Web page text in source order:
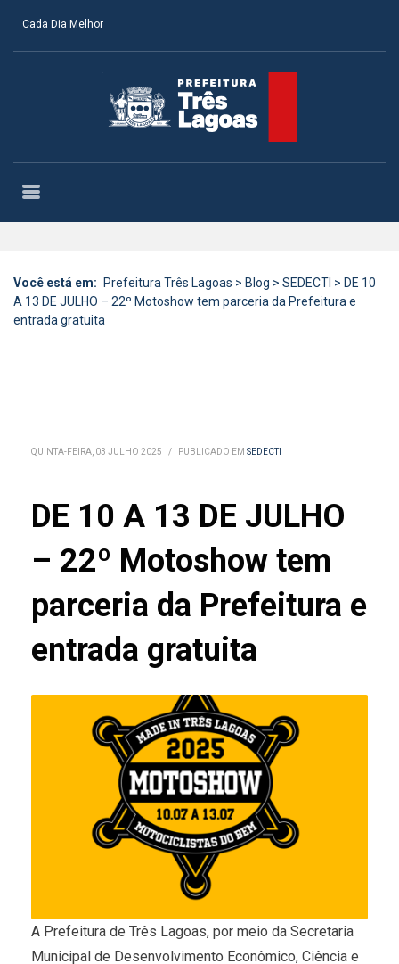
Cada Dia Melhor
Você está em: Prefeitura Três Lagoas > Blog > SEDECTI > DE 10
A 13 DE JULHO – 22º Motoshow tem parceria da Prefeitura e
entrada gratuita
QUINTA-FEIRA, 03 JULHO 2025 / PUBLICADO EM SEDECTI
DE 10 A 13 DE JULHO
– 22º Motoshow tem
parceria da Prefeitura e
entrada gratuita
A Prefeitura de Três Lagoas, por meio da Secretaria
Municipal de Desenvolvimento Econômico, Ciência e